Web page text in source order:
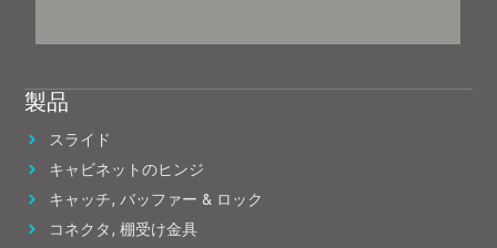
製品
スライド
キャビネットのヒンジ
キャッチ, バッファー & ロック
コネクタ, 棚受け金具